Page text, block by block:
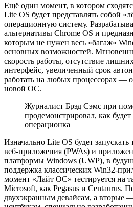
Ещё один момент, в котором
Lite OS будет представлять собой
операционную систему.
альтернативы Chrome OS и
которым не нужен весь «багаж»
основных возможностей.
скорость работы, отсутствие
интерфейс, увеличенный срок
работать на любых процессорах —
новой ОС.
Журналист Брэд Сэмс при
продемонстрировал, как
операционка
Изначально Lite OS будет
веб-приложения (PWAs) и
платформы Windows (UWP), в
поддержка классических Win32-
момент «Лайт ОС» тестируется на
Microsoft, как Pegasus и Centaurus.
двухэкранным девайсам, а вторые